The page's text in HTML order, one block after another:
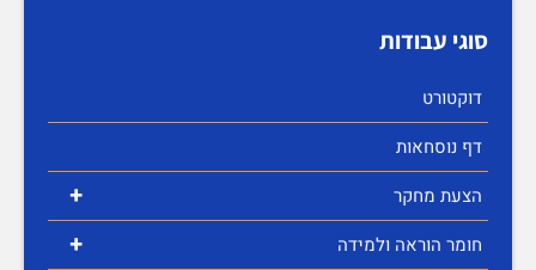
סוגי עבודות
דוקטורט
דף נוסחאות
+ הצעת מחקר
+
חומר הוראה ולמידה